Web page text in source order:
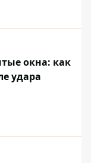
окна: как
удара